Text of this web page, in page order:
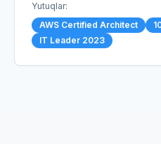
Yutuqlar:
AWS Certified Architect
IT Leader 2023